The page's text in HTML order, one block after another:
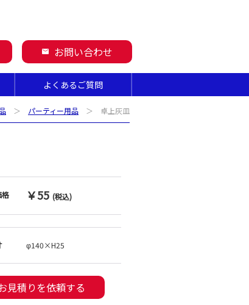
mail お問い合わせ
よくあるご質問
＞ パーティー用品 ＞ 卓上灰皿
格 ￥55 (税込)
φ140×H25
見積りを依頼する